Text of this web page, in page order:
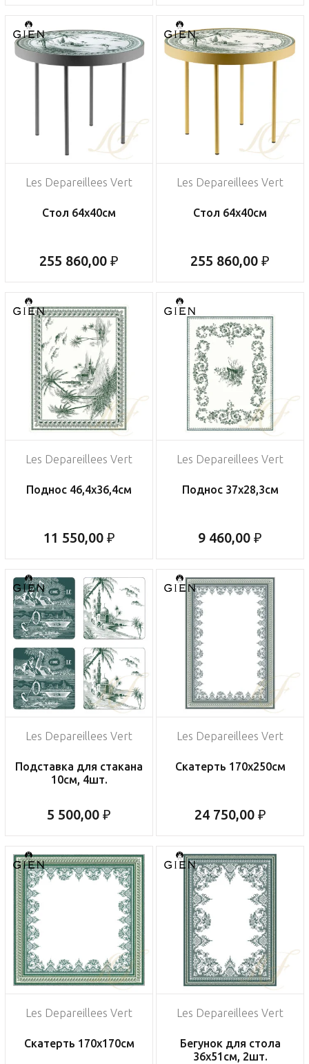
Les Depareillees Vert
Стол 64х40см
255 860,00 ₽
Les Depareillees Vert
Стол 64х40см
255 860,00 ₽
Les Depareillees Vert
Поднос 46,4х36,4см
11 550,00 ₽
Les Depareillees Vert
Поднос 37х28,3см
9 460,00 ₽
Les Depareillees Vert
Подставка для стакана
10см, 4шт.
5 500,00 ₽
Les Depareillees Vert
Скатерть 170х250см
24 750,00 ₽
Les Depareillees Vert
Скатерть 170х170см
Les Depareillees Vert
Бегунок для стола
36х51см, 2шт.